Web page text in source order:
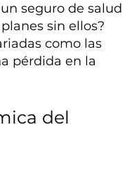
seguro de salud
sin ellos?
como las
pérdida en la
del